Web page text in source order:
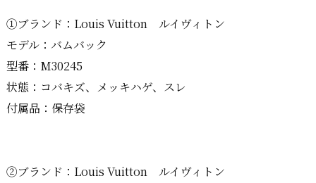
①ブランド：Louis Vuitton ルイヴィトン
モデル：バムバック
型番：M30245
状態：コバキズ、メッキハゲ、スレ
付属品：保存袋
②ブランド：Louis Vuitton ルイヴィトン